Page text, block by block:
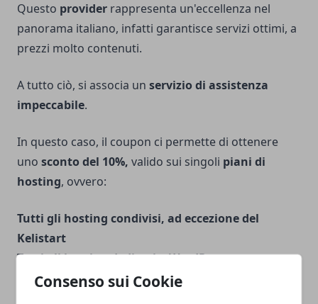
Consenso sui Cookie
Questo provider rappresenta un'eccellenza nel
panorama italiano, infatti garantisce servizi ottimi, a
prezzi molto contenuti.
A tutto ciò, si associa un servizio di assistenza
impeccabile.
In questo caso, il coupon ci permette di ottenere
uno sconto del 10%, valido sui singoli piani di
hosting, ovvero:
Tutti gli hosting condivisi, ad eccezione del
Kelistart
Tutti gli hosting dedicati a WordPress
Tutti gli hosting dedicati a Joomla